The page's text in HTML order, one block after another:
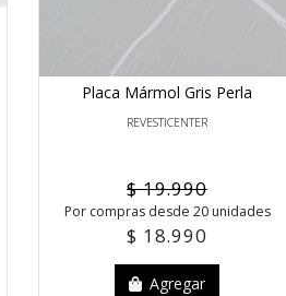
Placa Mármol Gris Perla
REVESTICENTER
$ 19.990
Por compras desde 20 unidades
$ 18.990
Agregar